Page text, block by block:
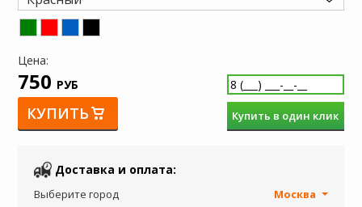
Цена:
750 РУБ
КУПИТЬ Купить в один клик
Доставка и оплата:
Выберите город
Москва